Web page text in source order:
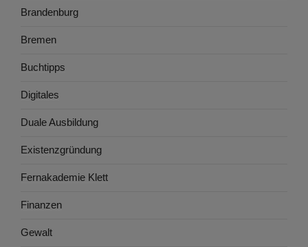
Brandenburg
Bremen
Buchtipps
Digitales
Duale Ausbildung
Existenzgründung
Fernakademie Klett
Finanzen
Gewalt